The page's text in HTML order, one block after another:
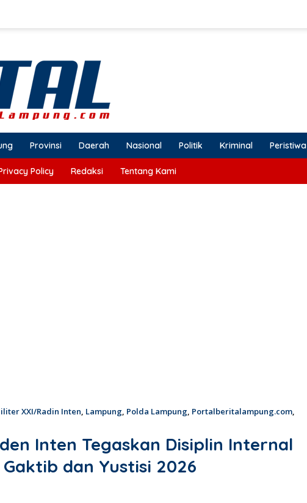
Provinsi Daerah Nasional Politik Kriminal Peristiwa
Policy Redaksi Tentang Kami
XXI/Radin Inten, Lampung, Polda Lampung, Portalberitalampung.com,
Inten Tegaskan Disiplin Internal
dan Yustisi 2026